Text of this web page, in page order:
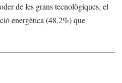
de les grans tecnològiques, el
energètica (48,2%) que